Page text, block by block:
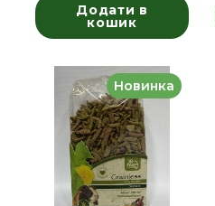
Додати в
кошик
Новинка